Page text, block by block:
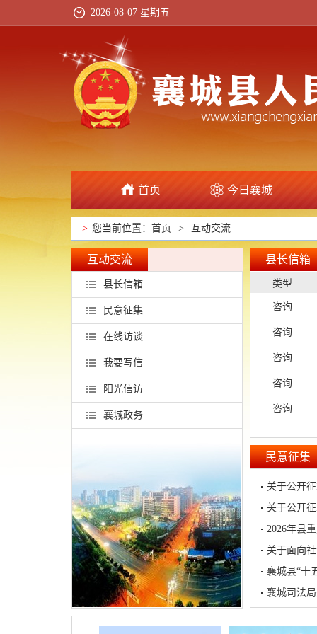
2026-08-07 星期五
首页 今日襄城
> 您当前位置： 首页 > 互动交流
互动交流
县长信箱
民意征集
在线访谈
我要写信
阳光信访
襄城政务
县长信箱
类型
咨询
咨询
咨询
咨询
咨询
民意征集
2026年县
关于面向
襄城县“十